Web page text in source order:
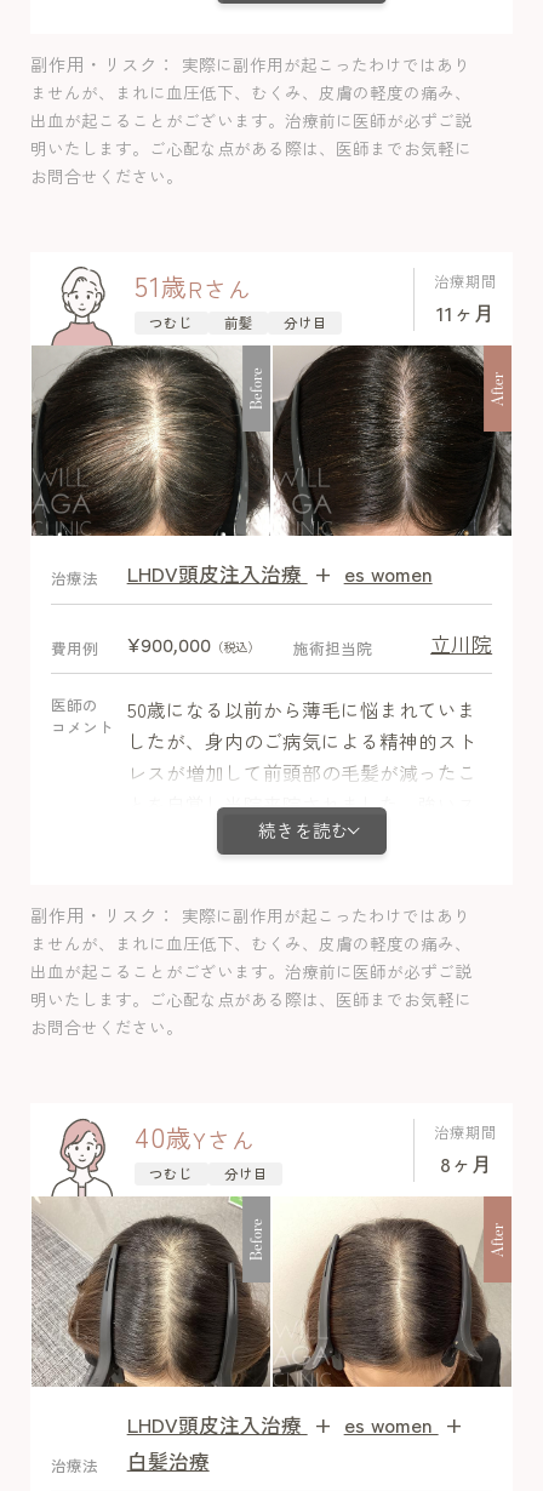
LHDV注射で治療を開始して、当院では体
毛のお悩みに合わせて濃度調整をしてい
ますが、過去に他院で使用した濃度より
低用量と思われ体毛懸念もなく使用し続
き出すことができ、3か月ほどから髪の密
度が増し改善が見られています。最近は
パウダーに頼らなくても地肌が目立たな
くなったため、満足感を得られました。
経過中副作用は認めませんでした。
副作用・リスク
実際に副作用が起こったわけではあり
ませんが、まれに血圧低下、むくみ、皮膚の軽度の痛み、
出血が起こることがございます。治療前に医師が必ずご説
明いたします。ご心配な点がある際は、医師までお気軽に
お問合せください。
51歳Rさん
つむじ 前髪 分け目
治療期間
11ヶ月
Before After
After
治療法 LHDV頭皮注入治療 + es women
費用例 ¥900,000（税込） 施術担当院 立川院
医師の
コメント
50歳になる以前から薄毛に悩まれていま
したが、身内のご病気による精神的スト
レスが増加して前頭部の毛髪が減ったこ
とを自覚し当院来院されました。強いス
トレスがあると髪は成長期を止めて休止
あります。ミノキシジル内服＋栄養剤＋
LHDV注射で治療を開始してから3か月目
から発毛していることを実感し、髪のボ
リュームが徐々に増えていきました。治
す。経過中副作用は認めませんでした。
続きを読む
副作用・リスク
実際に副作用が起こったわけではあり
ませんが、まれに血圧低下、むくみ、皮膚の軽度の痛み、
出血が起こることがございます。治療前に医師が必ずご説
明いたします。ご心配な点がある際は、医師までお気軽に
お問合せください。
40歳Yさん
つむじ 分け目
治療期間
8ヶ月
Before After
After
治療法
LHDV頭皮注入治療 + es women +
白髪治療